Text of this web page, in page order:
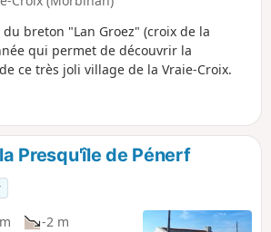
du breton "Lan Groez" (croix de la
qui permet de découvrir la
ce très joli village de la Vraie-Croix.
Presqu'île de Pénerf
-2 m